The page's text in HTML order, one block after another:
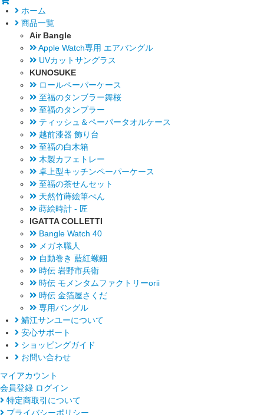
ホーム
商品一覧
Air Bangle
Apple Watch専用 エアバングル
UVカットサングラス
KUNOSUKE
ロールペーパーケース
至福のタンブラー舞桜
至福のタンブラー
ティッシュ＆ペーパータオルケース
越前漆器 飾り台
至福の白木箱
木製カフェトレー
卓上型キッチンペーパーケース
至福の茶せんセット
天然竹蒔絵筆ぺん
蒔絵時計 - 匠
IGATTA COLLETTI
Bangle Watch 40
メガネ職人
自動巻き 藍紅螺鈿
時伝 岩野市兵衛
時伝 モメンタムファクトリーorii
時伝 金箔屋さくだ
専用バングル
鯖江サンユーについて
安心サポート
ショッピングガイド
お問い合わせ
マイアカウント
会員登録 ログイン
特定商取引について
プライバシーポリシー